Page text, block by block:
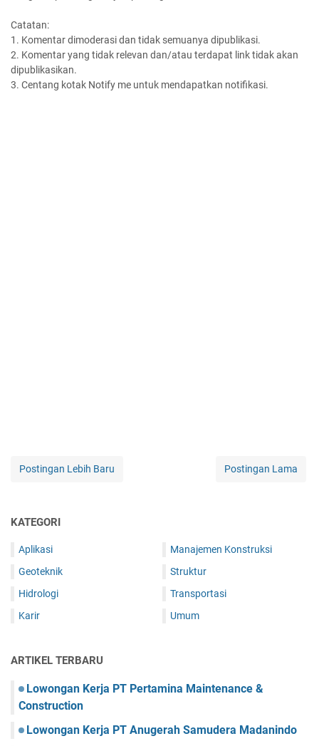
Catatan:
1. Komentar dimoderasi dan tidak semuanya dipublikasi.
2. Komentar yang tidak relevan dan/atau terdapat link tidak akan
dipublikasikan.
3. Centang kotak Notify me untuk mendapatkan notifikasi.
Postingan Lebih Baru Postingan Lama
KATEGORI
Aplikasi
Geoteknik
Hidrologi
Karir
Manajemen Konstruksi
Struktur
Transportasi
Umum
ARTIKEL TERBARU
Lowongan Kerja PT Pertamina Maintenance &
Construction
Lowongan Kerja PT Anugerah Samudera Madanindo